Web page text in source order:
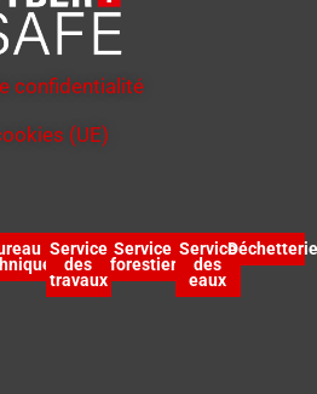
confidentialité
(UE)
Service
des
travaux
Service
forestier
Service
des
eaux
Déchetterie